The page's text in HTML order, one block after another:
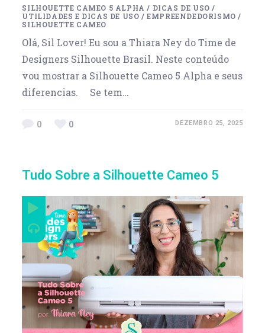
SILHOUETTE CAMEO 5 ALPHA / DICAS DE USO /
UTILIDADES E DICAS DE USO /EMPREENDEDORISMO /
SILHOUETTE CAMEO
Olá, Sil Lover! Eu sou a ‪Thiara Ney do Time de
Designers Silhouette Brasil. Neste conteúdo
vou mostrar a Silhouette Cameo 5 Alpha e seus
diferencias. Se tem…
0 0 DEZEMBRO 25, 2025
Tudo Sobre a Silhouette Cameo 5